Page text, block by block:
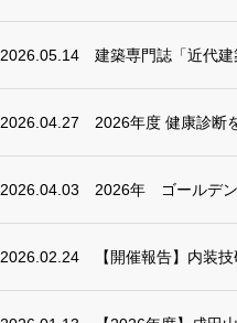
2026.05.14 建築専門誌「近代
2026.04.27 2026年度 健康診断
2026.04.03 2026年 ゴールデン
2026.02.24 【開催報告】内装